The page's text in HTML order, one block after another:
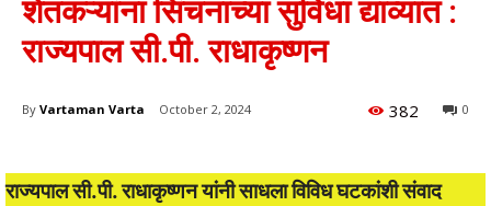
शेतकऱ्यांना सिंचनाच्या सुविधा द्याव्यात :
राज्यपाल सी.पी. राधाकृष्णन
By Vartaman Varta October 2, 2024 0
382
राज्यपाल सी.पी. राधाकृष्णन यांनी साधला विविध घटकांशी संवाद